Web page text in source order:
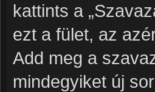
kattints a
ezt a fület, az
Add meg a
mindegyiket új